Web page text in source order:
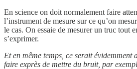
En science on doit normalement faire
l’instrument de mesure sur ce qu’on
le cas. On essaie de mesurer un truc tout
s’exprimer.
Et en même temps, ce serait évidemment
faire exprès de mettre du bruit, par